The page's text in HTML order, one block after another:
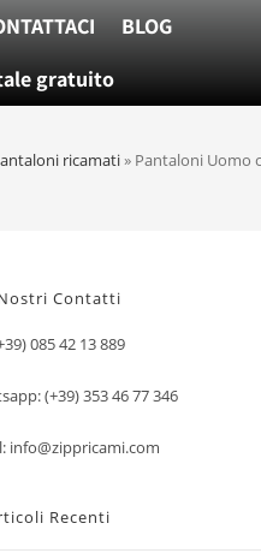
BLOG
gratuito
ricamati» Pantaloni Uomo
Contatti
085 42 13 889
(+39) 353 46 77 346
info@zippricami.com
Recenti